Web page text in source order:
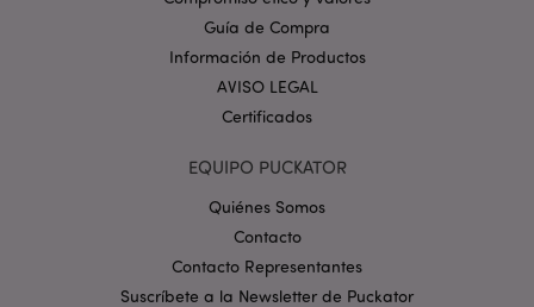
Guía de Compra
Información de Productos
AVISO LEGAL
Certificados
EQUIPO PUCKATOR
Quiénes Somos
Contacto
Contacto Representantes
Suscríbete a la Newsletter de Puckator
mage-cache-storage
Política de privacidad de